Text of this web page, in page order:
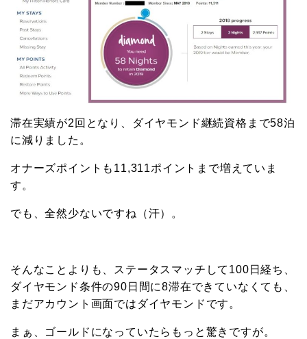
滞在実績が2回となり、ダイヤモンド継続資格まで58泊
に減りました。
オナーズポイントも11,311ポイントまで増えていま
す。
でも、全然少ないですね（汗）。
そんなことよりも、ステータスマッチして100日経ち、
ダイヤモンド条件の90日間に8滞在できていなくても、
まだアカウント画面ではダイヤモンドです。
まぁ、ゴールドになっていたらもっと驚きですが。